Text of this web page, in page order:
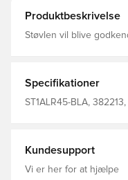
Produktbeskrivelse
Støvlen vil blive
giver en fænomenal
Strategisk placeret
højeste acceleration,
snøringssystem, der
kunstgræsbaner. Bemærk: New Balance informerer om,
Specifikationer
ST1ALR45-BLA,
Kundesupport
Vi er her for at hjælpe